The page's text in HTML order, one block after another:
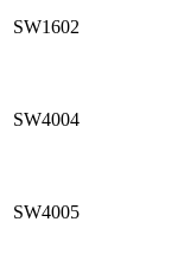
SW1602
SW4004
SW4005